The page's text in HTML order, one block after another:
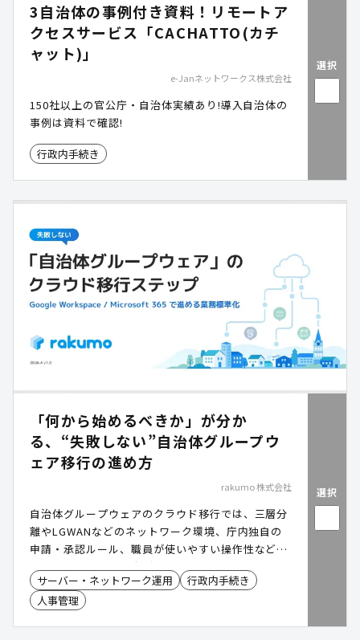
3自治体の事例付き資料！リモートア
クセスサービス「CACHATTO(カチ
ャット)」
e-Janネットワークス株式会社
150社以上の官公庁・自治体実績あり!導入自治体の
事例は資料で確認!
行政内手続き
選択
「何から始めるべきか」が分か
る、“失敗しない”自治体グループウ
ェア移行の進め方
rakumo 株式会社
自治体グループウェアのクラウド移行では、三層分
離やLGWANなどのネットワーク環境、庁内独自の
申請・承認ルール、職員が使いやすい操作性など、
事前に整理すべき論点があります。初期段階で全体
像を把握できていない場合、移行後も紙やExcel運
用が残り、現場に定着しにくくなるケースがありま
サーバー・ネットワーク運用
行政内手続き
人事管理
選択